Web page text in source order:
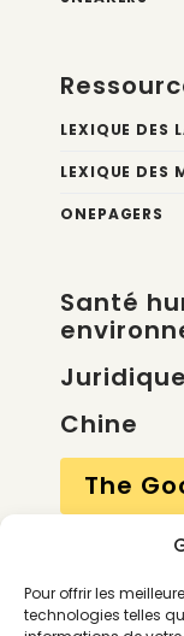
Pour offrir les
technologies telles
LEXIQUE DES
LEXIQUE DES
ONEPAGERS
Santé
Juridique
Chine
The